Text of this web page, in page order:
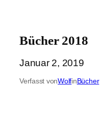
Bücher 2018
Januar 2, 2019
Verfasst vonWolfinBücher